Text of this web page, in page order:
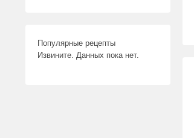
Популярные рецепты
Извините. Данных пока нет.